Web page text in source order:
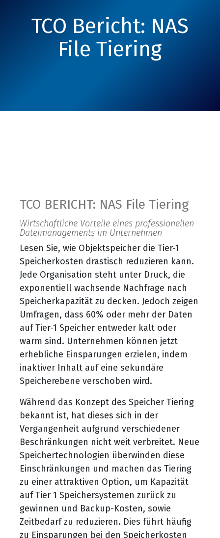
TCO Bericht: NAS
File Tiering
TCO BERICHT: NAS File Tiering
Wirtschaftliche Vorteile eines professionellen
Dateimanagements im Unternehmen
Lesen Sie, wie Objektspeicher die Tier-1
Speicherkosten drastisch reduzieren kann.
Jede Organisation steht unter Druck, die
exponentiell wachsende Nachfrage nach
Speicherkapazität zu decken. Jedoch zeigen
Umfragen, dass 60% oder mehr der Daten
auf Tier-1 Speicher entweder kalt oder
warm sind. Unternehmen können jetzt
erhebliche Einsparungen erzielen, indem
inaktiver Inhalt auf eine sekundäre
Speicherebene verschoben wird.
Während das Konzept des Speicher Tiering
bekannt ist, hat dieses sich in der
Vergangenheit aufgrund verschiedener
Beschränkungen nicht weit verbreitet. Neue
Speichertechnologien überwinden diese
Einschränkungen und machen das Tiering
zu einer attraktiven Option, um Kapazität
auf Tier 1 Speichersystemen zurück zu
gewinnen und Backup-Kosten, sowie
Zeitbedarf zu reduzieren. Dies führt häufig
zu Einsparungen bei den Speicherkosten